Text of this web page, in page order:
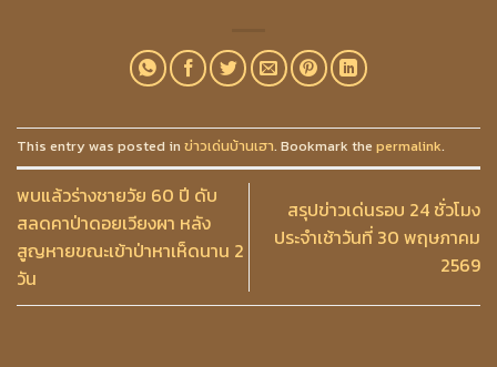
This entry was posted in ข่าวเด่นบ้านเฮา. Bookmark the permalink.
พบแล้วร่างชายวัย 60 ปี ดับ
สลดคาป่าดอยเวียงผา หลัง
สูญหายขณะเข้าป่าหาเห็ดนาน 2
วัน
สรุปข่าวเด่นรอบ 24 ชั่วโมง
ประจำเช้าวันที่ 30 พฤษภาคม
2569